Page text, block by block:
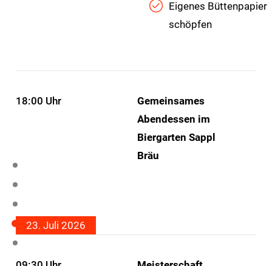
Eigenes Büttenpapier
schöpfen
18:00 Uhr
Gemeinsames
Abendessen im
Biergarten Sappl
Bräu
23. Juli 2026